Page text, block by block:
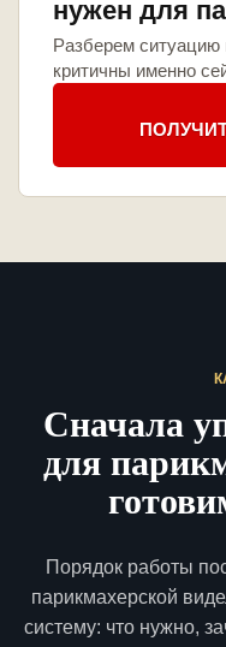
нужен для
Разберем ситуацию
критичны именно
Сначала
для
Порядок работы
парикмахерской
систему: что нужно,